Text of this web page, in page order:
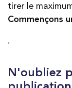
tirer le
Commençons
.
N'oubliez